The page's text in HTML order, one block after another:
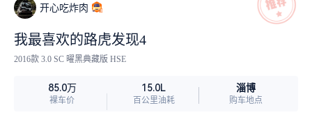
开心吃炸肉
我最喜欢的路虎发现4
2016款 3.0 SC 曜黑典藏版 HSE
85.0万
裸车价
15.0L
百公里油耗
淄博
购车地点